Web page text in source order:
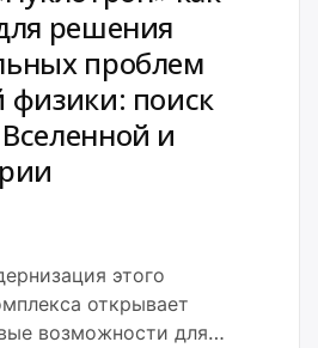
решения
проблем
физики: поиск
и
этого
открывает
возможности для